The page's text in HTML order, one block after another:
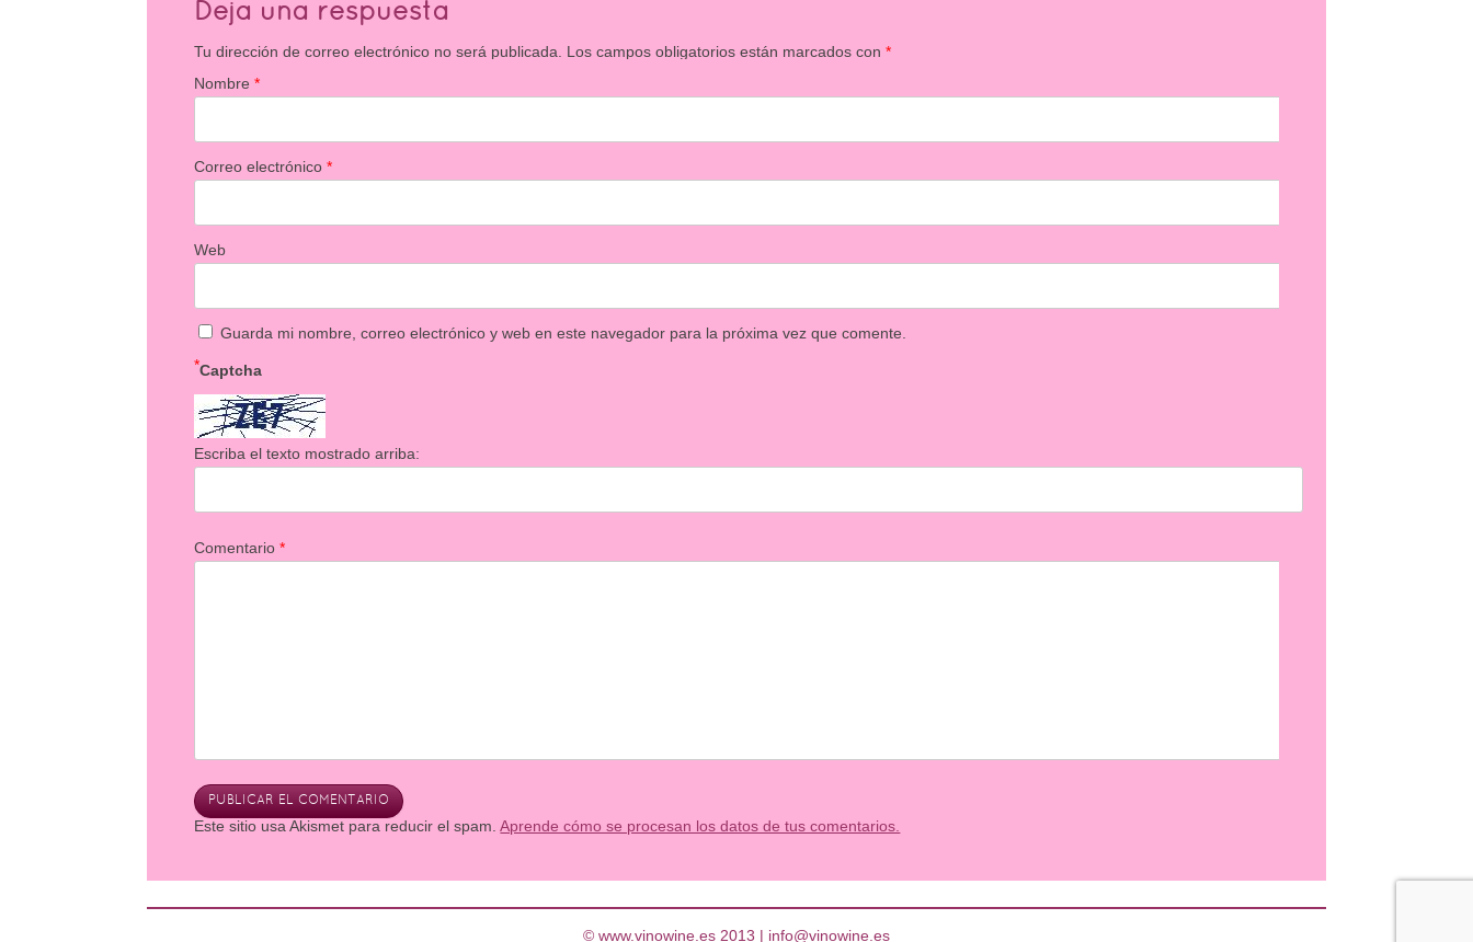
Deja una respuesta
Tu dirección de correo electrónico no será publicada. Los campos obligatorios están marcados con*
Nombre*
Correo electrónico*
Web
Guarda mi nombre, correo electrónico y web en este navegador para la próxima vez que comente.
Captcha
*
Escriba el texto mostrado arriba:
Comentario*
Este sitio usa Akismet para reducir el spam.Aprende cómo se procesan los datos de tus comentarios.
© www.vinowine.es 2013 | info@vinowine.es